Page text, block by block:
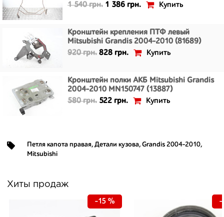
1 540 грн. 1 386 грн. Купить
Кронштейн крепления ПТФ левый
Mitsubishi Grandis 2004-2010 (81689)
920 грн. 828 грн. Купить
Кронштейн полки АКБ Mitsubishi Grandis
2004-2010 MN150747 (13887)
580 грн. 522 грн. Купить
Петля капота правая, Детали кузова, Grandis 2004-2010,
Mitsubishi
Хиты продаж
-15 % -